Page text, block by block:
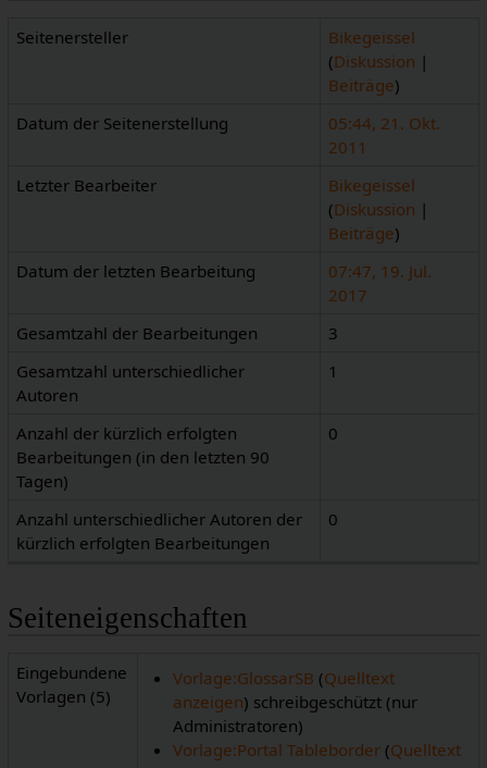
Seitenersteller
Bikegeissel
(Diskussion |
Beiträge)
Datum der Seitenerstellung
05:44, 21. Okt.
2011
Letzter Bearbeiter
Bikegeissel
(Diskussion |
Beiträge)
Datum der letzten Bearbeitung
07:47, 19. Jul.
2017
Gesamtzahl der Bearbeitungen
3
Gesamtzahl unterschiedlicher
Autoren
1
Anzahl der kürzlich erfolgten
Bearbeitungen (in den letzten 90
Tagen)
0
Anzahl unterschiedlicher Autoren der
kürzlich erfolgten Bearbeitungen
0
Seiteneigenschaften
Eingebundene
Vorlagen (5)
Vorlage:GlossarSB (Quelltext
anzeigen) schreibgeschützt (nur
Administratoren)
Vorlage:Portal Tableborder(Quelltext